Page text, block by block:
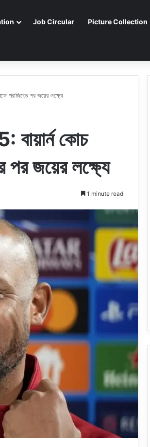
Job Circular Picture Collection
পরাজিতের পর জয়ের লক্ষ্যে
কোচ
পর জয়ের লক্ষ্যে
1 minute read